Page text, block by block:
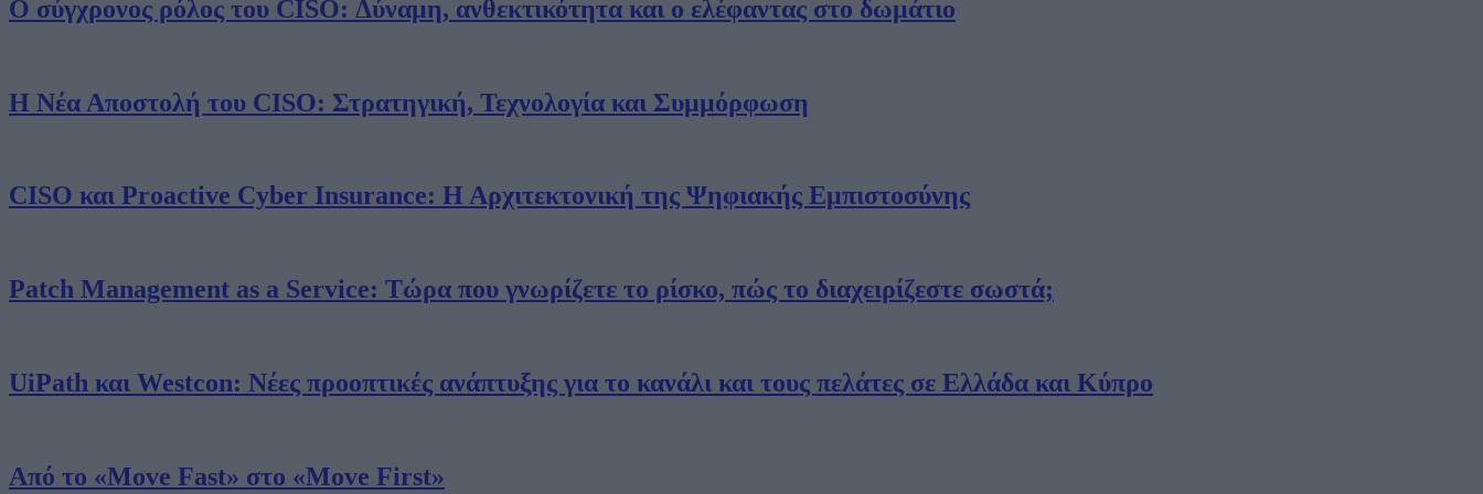
Ο σύγχρονος ρόλος του CISO: Δύναμη, ανθεκτικότητα και ο ελέφαντας στο δωμάτιο
Η Νέα Αποστολή του CISO: Στρατηγική, Τεχνολογία και Συμμόρφωση
CISO και Proactive Cyber Insurance: Η Αρχιτεκτονική της Ψηφιακής Εμπιστοσύνης
Patch Management as a Service: Τώρα που γνωρίζετε το ρίσκο, πώς το διαχειρίζεστε σωστά;
UiPath και Westcon: Νέες προοπτικές ανάπτυξης για το κανάλι και τους πελάτες σε Ελλάδα και Κύπρο
Από το «Move Fast» στο «Move First»
Smart Press A.E. | Μάγερ 11, 10438, Αθήνα | Τηλ.: 210 5201500, Fax: 210 5241900